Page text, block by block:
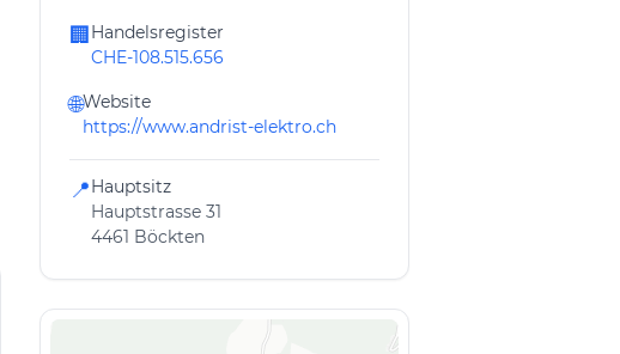
🏢 Handelsregister
CHE-108.515.656
🌐Website
https://www.andrist-elektro.ch
📍Hauptsitz
Hauptstrasse 31
4461 Böckten